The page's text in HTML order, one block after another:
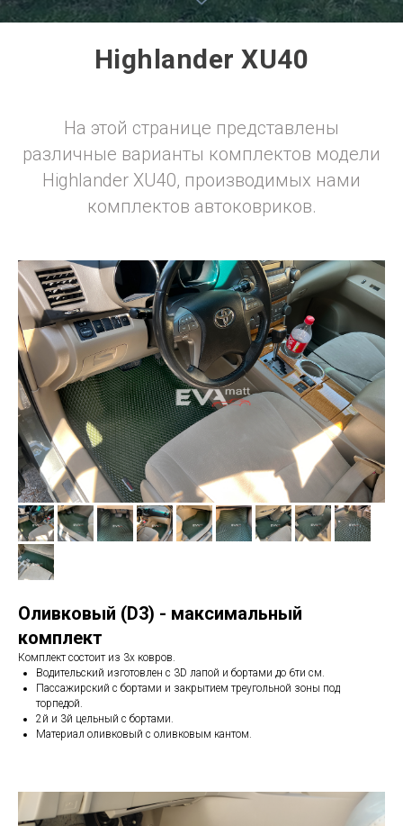
Highlander XU40
На этой странице представлены
различные варианты комплектов модели
Highlander XU40, производимых нами
комплектов автоковриков.
Оливковый (D3) - максимальный
комплект
Комплект состоит из 3х ковров.
Водительский изготовлен с 3D лапой и бортами до 6ти см.
Пассажирский с бортами и закрытием треугольной зоны под
торпедой.
2й и 3й цельный с бортами.
Материал оливковый с оливковым кантом.